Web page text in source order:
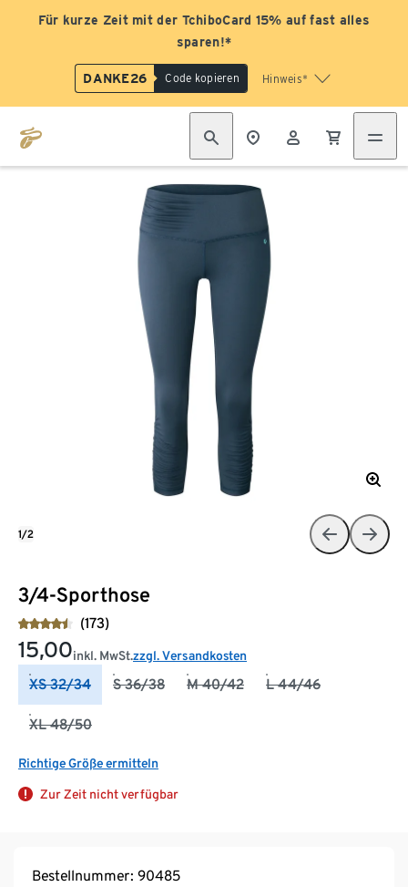
Für kurze Zeit mit der TchiboCard 15% auf fast alles
sparen!*
DANKE26 Code kopieren Hinweis*
3/4-Sporthose
(173)
15,00inkl. MwSt.zzgl. Versandkosten
XS 32/34 S 36/38 M 40/42 L 44/46
XL 48/50
Richtige Größe ermitteln
Zur Zeit nicht verfügbar
1/2
Bestellnummer: 90485